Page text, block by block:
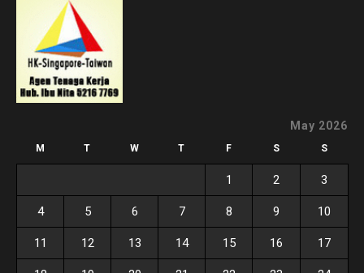
May 2026
M T W T F S S
1 2 3
4 5 6 7 8 9 10
11 12 13 14 15 16 17